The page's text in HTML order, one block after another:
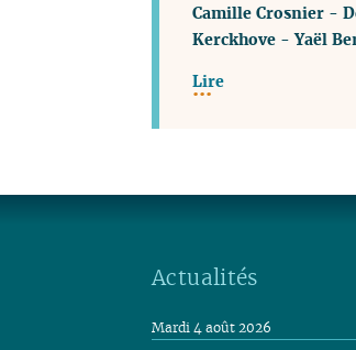
Camille Crosnier-
Kerckhove-Yaël
Lire
Actualités
Mardi 4 août 2026